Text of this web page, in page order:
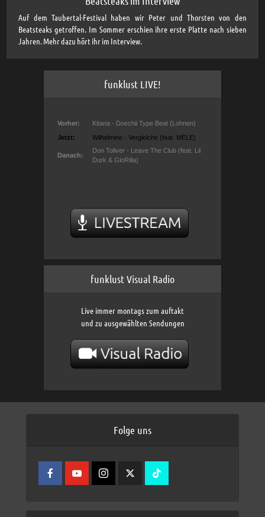
Auf dem Taubertal-Festival haben wir Peter und Thorsten von den
Beatsteaks getroffen. Im Sommer erschien ihre erste Platte nach sieben
Jahren. Mehr dazu hört ihr im Interview.
funklust LIVE!
funklust Visual Radio
Live immer montags zum auftakt
und zu ausgewählten Sendungen
Folge uns